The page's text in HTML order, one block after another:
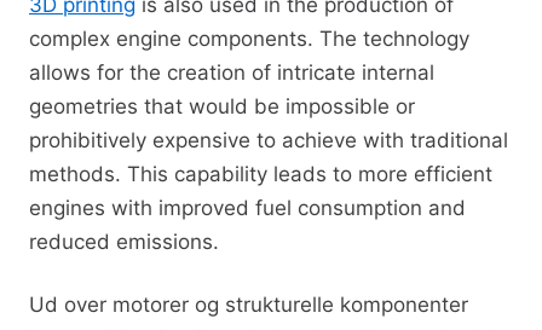
complex engine components. The technology
allows for the creation of intricate internal
geometries that would be impossible or
prohibitively expensive to achieve with traditional
methods. This capability leads to more efficient
engines with improved fuel consumption and
reduced emissions.
Ud over motorer og strukturelle komponenter